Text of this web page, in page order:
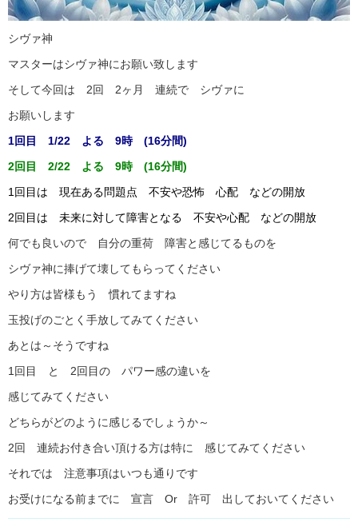
シヴァ神
マスターはシヴァ神にお願い致します
そして今回は 2回 2ヶ月 連続で シヴァに
お願いします
1回目 1/22 よる 9時 (16分間)
2回目 2/22 よる 9時 (16分間)
1回目は 現在ある問題点 不安や恐怖 心配 などの開放
2回目は 未来に対して障害となる 不安や心配 などの開放
何でも良いので 自分の重荷 障害と感じてるものを
シヴァ神に捧げて壊してもらってください
やり方は皆様もう 慣れてますね
玉投げのごとく手放してみてください
あとは～そうですね
1回目 と 2回目の パワー感の違いを
感じてみてください
どちらがどのように感じるでしょうか～
2回 連続お付き合い頂ける方は特に 感じてみてください
それでは 注意事項はいつも通りです
お受けになる前までに 宣言 Or 許可 出しておいてください